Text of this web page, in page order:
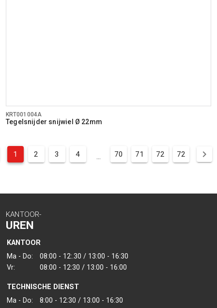
KRT001004A
Tegelsnijder snijwiel Ø 22mm
1 2 3 4 ... 70 71 72 72
KANTOOR-
UREN
KANTOOR
Ma - Do:
08:00 - 12:.30 / 13:00 - 16:30
Vr:
08:00 - 12:30 / 13:00 - 16:00
TECHNISCHE DIENST
Ma - Do:
8:00 - 12:30 / 13:00 - 16:30